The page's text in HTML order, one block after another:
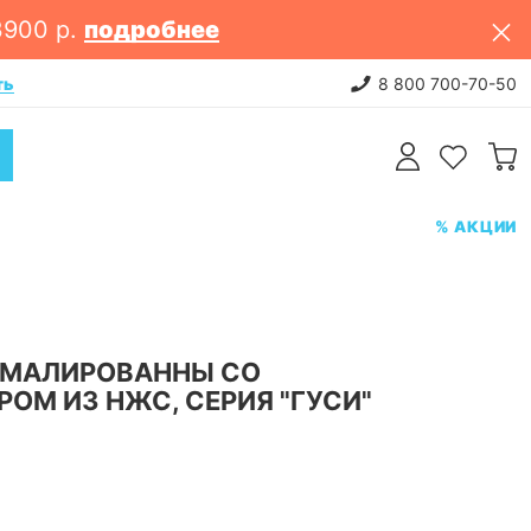
р. подробнее
НОВИНКИ: постельное белье.
8 800 700-70-50
% АКЦИИ
СО
ИЗ НЖС, СЕРИЯ "ГУСИ"